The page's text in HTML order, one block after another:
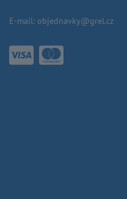
E-mail: objednavky@grel.cz